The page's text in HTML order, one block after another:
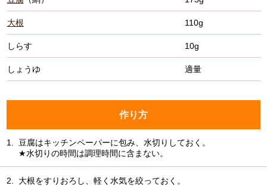
大根 110g
しらす 10g
しょうゆ 適量
作り方
1.
豆腐はキッチンペーパーに包み、水切りしておく。
★水切りの時間は調理時間に含まない。
2. 大根をすりおろし、軽く水気を絞っておく。